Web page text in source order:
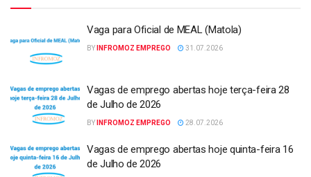
Vaga para Oficial de MEAL (Matola)
BY INFROMOZ EMPREGO 31.07.2026
Vagas de emprego abertas hoje terça-feira 28
de Julho de 2026
BY INFROMOZ EMPREGO 28.07.2026
Vagas de emprego abertas hoje quinta-feira 16
de Julho de 2026